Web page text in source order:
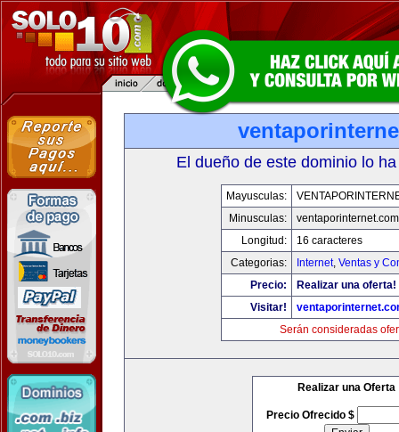
El dueño de este dominio lo
Mayusculas:
Minusculas:
ventaporinternet.com
Longitud:
16 caracteres
Categorias:
Internet, Ventas y
Precio:
Realizar una oferta!
Visitar!
Serán consideradas
Realizar una Oferta
Precio Ofrecido $